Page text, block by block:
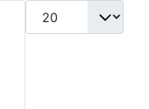
Qtd. a exibir